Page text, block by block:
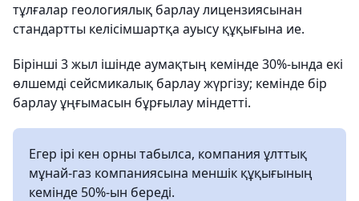
тұлғалар геологиялық барлау лицензиясынан
стандартты келісімшартқа ауысу құқығына ие.
Бірінші 3 жыл ішінде аумақтың кемінде 30%-ында екі
өлшемді сейсмикалық барлау жүргізу; кемінде бір
барлау ұңғымасын бұрғылау міндетті.
Егер ірі кен орны табылса, компания ұлттық
мұнай-газ компаниясына меншік құқығының
кемінде 50%-ын береді.